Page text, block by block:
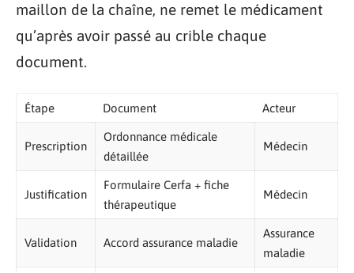
maillon de la chaîne, ne remet le médicament
qu’après avoir passé au crible chaque
document.
Étape Document Acteur
Prescription
Ordonnance médicale
détaillée
Médecin
Justification
Formulaire Cerfa + fiche
thérapeutique
Médecin
Validation Accord assurance maladie
Assurance
maladie